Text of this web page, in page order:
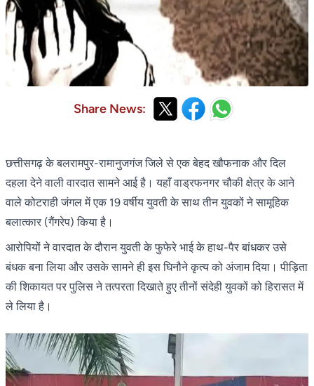
Share News:
छत्तीसगढ़ के बलरामपुर-रामानुजगंज जिले से एक बेहद खौफनाक और दिल
दहला देने वाली वारदात सामने आई है। यहाँ वाड्रफनगर चौकी क्षेत्र के आने
वाले कोटराही जंगल में एक 19 वर्षीय युवती के साथ तीन युवकों ने सामूहिक
बलात्कार (गैंगरेप) किया है।
आरोपियों ने वारदात के दौरान युवती के फुफेरे भाई के हाथ-पैर बांधकर उसे
बंधक बना लिया और उसके सामने ही इस घिनौने कृत्य को अंजाम दिया। पीड़िता
की शिकायत पर पुलिस ने तत्परता दिखाते हुए तीनों संदेही युवकों को हिरासत में
ले लिया है।